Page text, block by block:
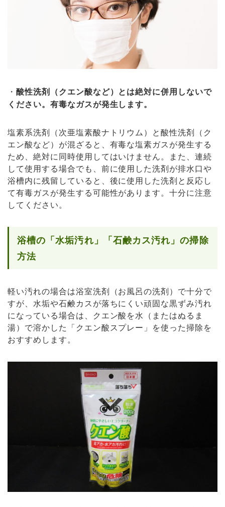
・ 酸性洗剤（クエン酸など）とは絶対に併用しないで
ください。有毒なガスが発生します。
塩素系洗剤（次亜塩素酸ナトリウム）と酸性洗剤（ク
エン酸など）が混ざると、有毒な塩素ガスが発生する
ため、絶対に同時使用してはいけません。また、連続
して使用する場合でも、前に使用した洗剤が排水口や
浴槽内に残留していると、後に使用した洗剤と反応し
て有毒ガスが発生する可能性があります。十分に注意
してください。
浴槽の「水垢汚れ」「石鹸カス汚れ」の掃除
方法
軽い汚れの場合は浴室洗剤（お風呂の洗剤）で十分で
すが、水垢や石鹸カスが落ちにくい頑固な黒ずみ汚れ
になっている場合は、クエン酸を水（またはぬるま
湯）で溶かした「クエン酸スプレー」を使った掃除を
おすすめします。